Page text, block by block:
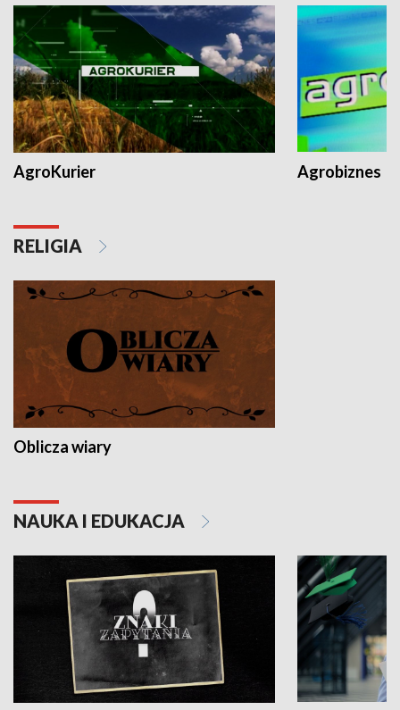
AgroKurier Agrobiznes
RELIGIA
Oblicza wiary
NAUKA I EDUKACJA